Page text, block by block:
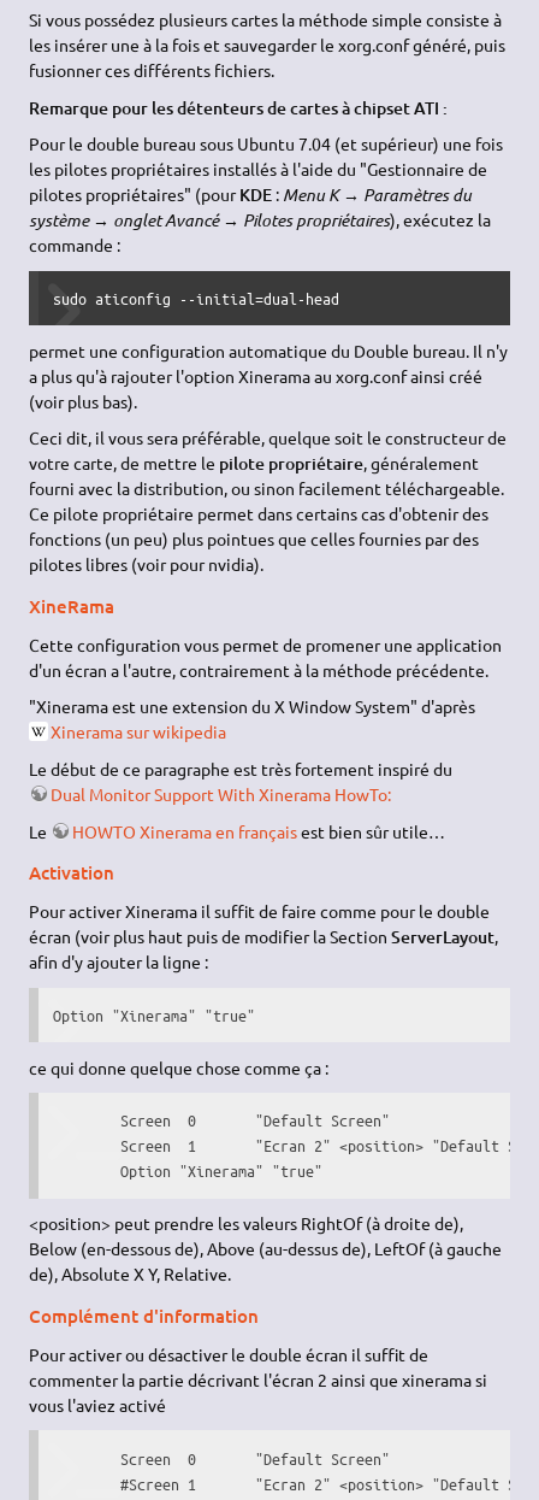
Si vous possédez plusieurs cartes la méthode simple consiste à
les insérer une à la fois et sauvegarder le xorg.conf généré, puis
fusionner ces différents fichiers.
Remarque pour les détenteurs de cartes à chipset ATI :
Pour le double bureau sous Ubuntu 7.04 (et supérieur) une fois
les pilotes propriétaires installés à l'aide du "Gestionnaire de
pilotes propriétaires" (pourKDE : Menu K → Paramètres du
système → onglet Avancé → Pilotes propriétaires), exécutez la
commande :
sudo aticonfig --initial=dual-head
permet une configuration automatique du Double bureau. Il n'y
a plus qu'à rajouter l'option Xinerama au xorg.conf ainsi créé
(voir plus bas).
Ceci dit, il vous sera préférable, quelque soit le constructeur de
votre carte, de mettre le pilote propriétaire, généralement
fourni avec la distribution, ou sinon facilement téléchargeable.
Ce pilote propriétaire permet dans certains cas d'obtenir des
fonctions (un peu) plus pointues que celles fournies par des
pilotes libres (voir pour nvidia).
XineRama
Cette configuration vous permet de promener une application
d'un écran a l'autre, contrairement à la méthode précédente.
"Xinerama est une extension du X Window System" d'après
Xinerama sur wikipedia
Le début de ce paragraphe est très fortement inspiré du
Dual Monitor Support With Xinerama HowTo:
Le
HOWTO Xinerama en françaisest bien sûr utile…
Activation
Pour activer Xinerama il suffit de faire comme pour le double
écran (voir plus haut puis de modifier la SectionServerLayout,
afin d'y ajouter la ligne :
Option "Xinerama" "true"
ce qui donne quelque chose comme ça :
        Option "Xinerama" "true"
<position> peut prendre les valeurs RightOf (à droite de),
Below (en-dessous de), Above (au-dessus de), LeftOf (à gauche
de), Absolute X Y, Relative.
Complément d'information
Pour activer ou désactiver le double écran il suffit de
commenter la partie décrivant l'écran 2 ainsi que xinerama si
vous l'aviez activé
	#Screen	1	"Ecran 2" <position> "Default Screen"